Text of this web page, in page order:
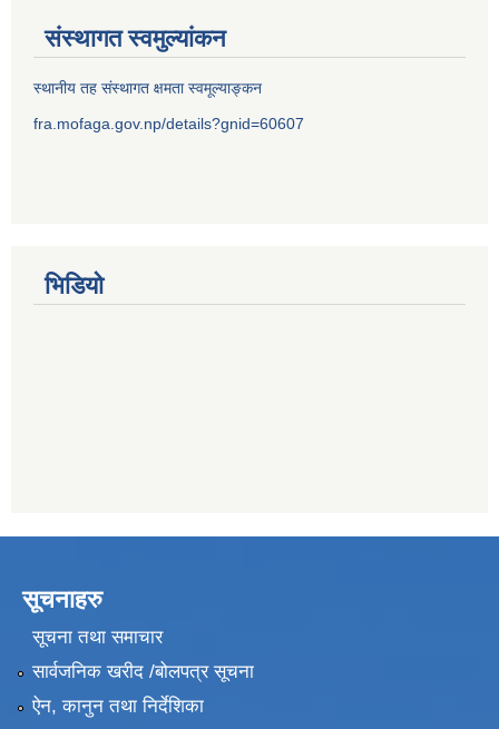
संस्थागत स्वमुल्यांकन
स्थानीय तह संस्थागत क्षमता स्वमूल्याङ्कन
fra.mofaga.gov.np/details?gnid=60607
भिडियो
सूचनाहरु
सूचना तथा समाचार
सार्वजनिक खरीद /बोलपत्र सूचना
ऐन, कानुन तथा निर्देशिका